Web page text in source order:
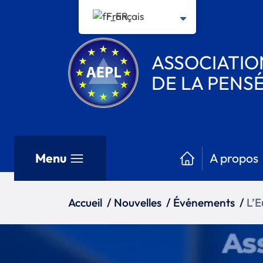
DE LA
Menu A propos
Accueil / Nouvelles / Événements /
Français